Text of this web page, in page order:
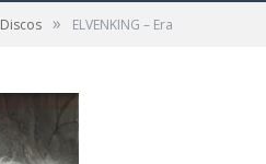
Discos » ELVENKING – Era